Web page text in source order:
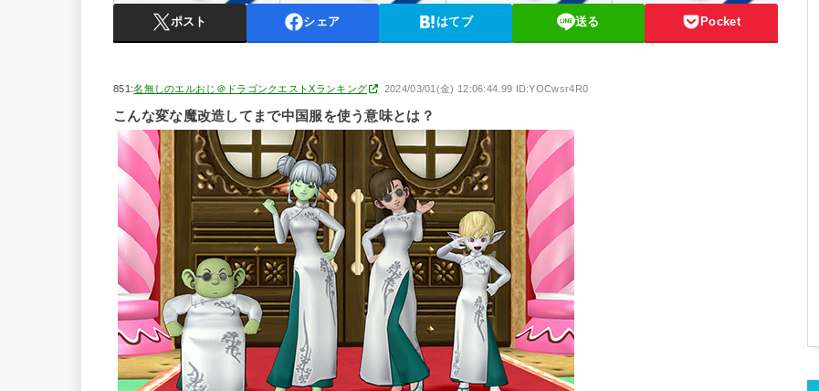
ポスト シェア はてブ 送る Pocket
851:名無しのエルおじ＠ドラゴンクエストXランキング 2024/03/01(金) 12:06:44.99 ID:YOCwsr4R0
こんな変な魔改造してまで中国服を使う意味とは？